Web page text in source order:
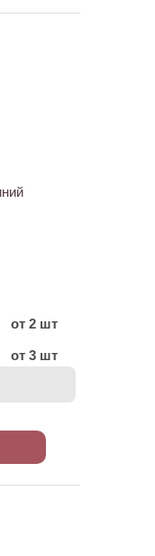
от 2 шт
от 3 шт